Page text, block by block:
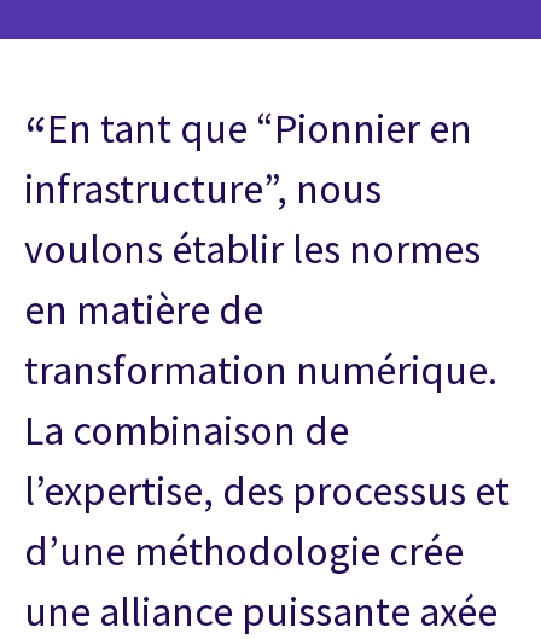
En tant que “Pionnier en
infrastructure”, nous
voulons établir les normes
en matière de
transformation numérique.
La combinaison de
l’expertise, des processus et
d’une méthodologie crée
une alliance puissante axée